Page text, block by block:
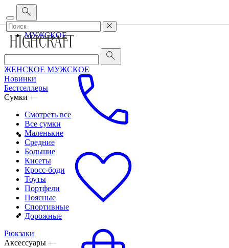
Корпоративным клиентам
ЖЕНСКОЕ
МУЖСКОЕ
ЖЕНСКОЕ МУЖСКОЕ
Новинки
Бестселлеры
Сумки
Смотреть все
Все сумки
Маленькие
Средние
Большие
Кисеты
Кросс-боди
Тоуты
Портфели
Поясные
Спортивные
Дорожные
Рюкзаки
Аксессуары